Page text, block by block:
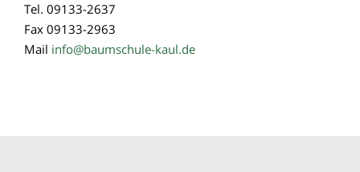
Tel. 09133-2637
Fax 09133-2963
Mail info@baumschule-kaul.de